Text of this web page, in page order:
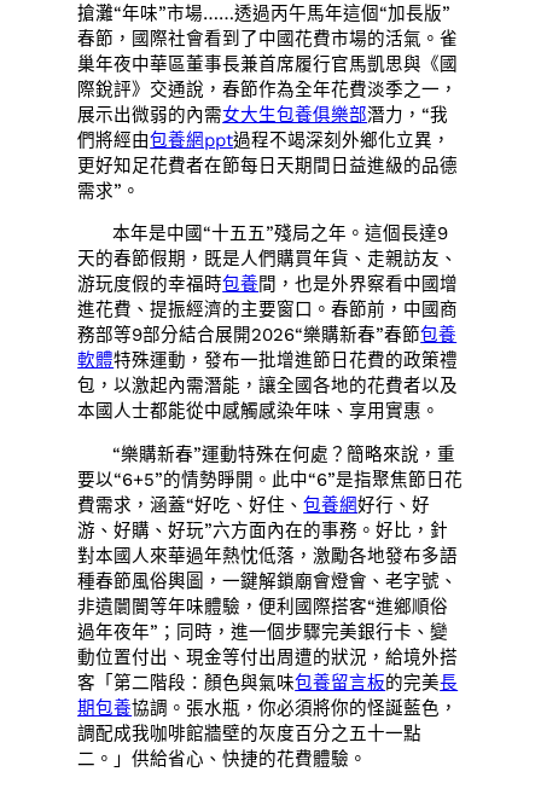
搶灘“年味”市場……透過丙午馬年這個“加長版”
春節，國際社會看到了中國花費市場的活氣。雀
巢年夜中華區董事長兼首席履行官馬凱思與《國
際銳評》交通說，春節作為全年花費淡季之一，
展示出微弱的內需女大生包養俱樂部潛力，“我
們將經由包養網ppt過程不竭深刻外鄉化立異，
更好知足花費者在節每日天期間日益進級的品德
需求”。
本年是中國“十五五”殘局之年。這個長達9
天的春節假期，既是人們購買年貨、走親訪友、
游玩度假的幸福時包養間，也是外界察看中國增
進花費、提振經濟的主要窗口。春節前，中國商
務部等9部分結合展開2026“樂購新春”春節包養
軟體特殊運動，發布一批增進節日花費的政策禮
包，以激起內需潛能，讓全國各地的花費者以及
本國人士都能從中感觸感染年味、享用實惠。
“樂購新春”運動特殊在何處？簡略來說，重
要以“6+5”的情勢睜開。此中“6”是指聚焦節日花
費需求，涵蓋“好吃、好住、包養網好行、好
游、好購、好玩”六方面內在的事務。好比，針
對本國人來華過年熱忱低落，激勵各地發布多語
種春節風俗輿圖，一鍵解鎖廟會燈會、老字號、
非遺闤闠等年味體驗，便利國際搭客“進鄉順俗
過年夜年”；同時，進一個步驟完美銀行卡、變
動位置付出、現金等付出周遭的狀況，給境外搭
客「第二階段：顏色與氣味包養留言板的完美長
期包養協調。張水瓶，你必須將你的怪誕藍色，
調配成我咖啡館牆壁的灰度百分之五十一點
二。」供給省心、快捷的花費體驗。